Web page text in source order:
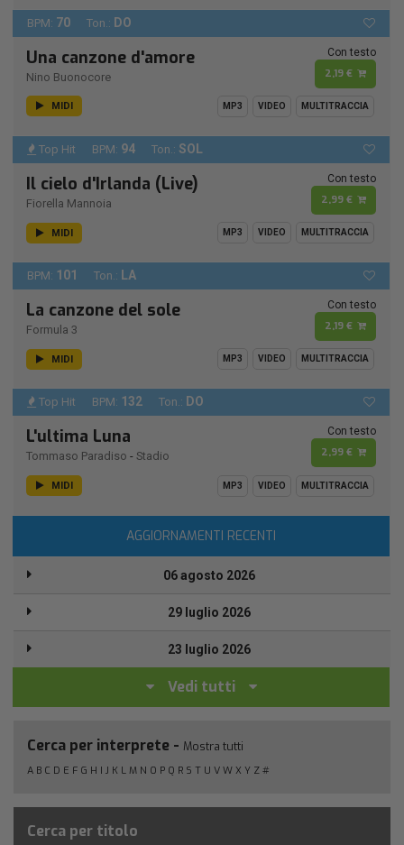
BPM: 70 Ton.: DO
Una canzone d'amore
Nino Buonocore
Con testo
2,19 €
MIDI MP3 VIDEO MULTITRACCIA
Top Hit BPM: 94 Ton.: SOL
Il cielo d'Irlanda (Live)
Fiorella Mannoia
Con testo
2,99 €
MIDI MP3 VIDEO MULTITRACCIA
BPM: 101 Ton.: LA
La canzone del sole
Formula 3
Con testo
2,19 €
MIDI MP3 VIDEO MULTITRACCIA
Top Hit BPM: 132 Ton.: DO
L'ultima Luna
Tommaso Paradiso - Stadio
Con testo
2,99 €
MIDI MP3 VIDEO MULTITRACCIA
AGGIORNAMENTI RECENTI
06 agosto 2026
29 luglio 2026
23 luglio 2026
Vedi tutti
Cerca per interprete - Mostra tutti
A B C D E F G H I J K L M N O P Q R S T U V W X Y Z #
Cerca per titolo